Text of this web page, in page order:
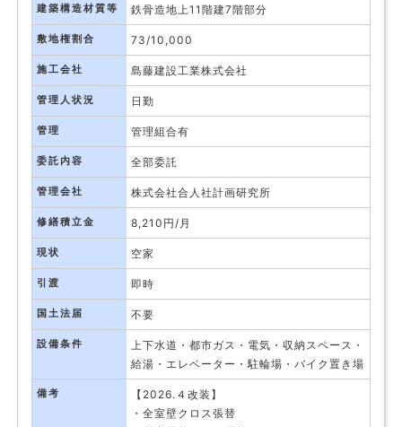
建築構造材質等 鉄骨造地上11階建7階部分
敷地権割合 73/10,000
施工会社 島藤建設工業株式会社
管理人状況 日勤
管理 管理組合有
委託内容 全部委託
管理会社 株式会社合人社計画研究所
修繕積立金 8,210円/月
現状 空家
引渡 即時
国土法届 不要
設備条件
上下水道・都市ガス・電気・収納スペース・
給湯・エレベーター・駐輪場・バイク置き場
備考
【2026.４改装】
・全室壁クロス張替